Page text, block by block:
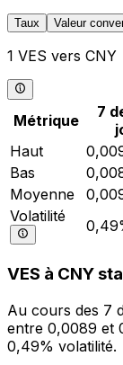
Taux Valeur
1 VES vers CNY
Métrique
7
Haut
Bas
Moyenne
Volatilité
VES à CNY
Au cours des 7
entre 0,0089 et
0,49% volatilité.